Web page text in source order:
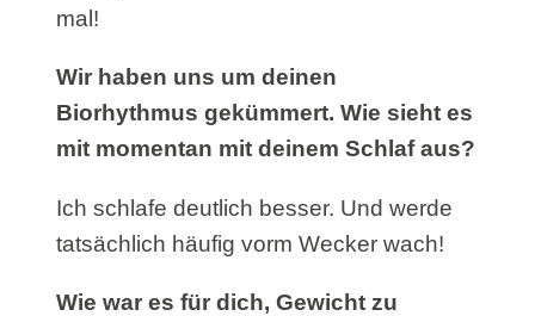
mal!
Wir haben uns um deinen
Biorhythmus gekümmert. Wie sieht es
mit momentan mit deinem Schlaf aus?
Ich schlafe deutlich besser. Und werde
tatsächlich häufig vorm Wecker wach!
Wie war es für dich, Gewicht zu